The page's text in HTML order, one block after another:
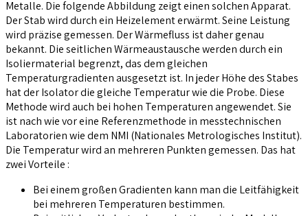
Metalle. Die folgende Abbildung zeigt einen solchen Apparat.
Der Stab wird durch ein Heizelement erwärmt. Seine Leistung
wird präzise gemessen. Der Wärmefluss ist daher genau
bekannt. Die seitlichen Wärmeaustausche werden durch ein
Isoliermaterial begrenzt, das dem gleichen
Temperaturgradienten ausgesetzt ist. In jeder Höhe des Stabes
hat der Isolator die gleiche Temperatur wie die Probe. Diese
Methode wird auch bei hohen Temperaturen angewendet. Sie
ist nach wie vor eine Referenzmethode in messtechnischen
Laboratorien wie dem NMI (Nationales Metrologisches Institut).
Die Temperatur wird an mehreren Punkten gemessen. Das hat
zwei Vorteile :
Bei einem großen Gradienten kann man die Leitfähigkeit
bei mehreren Temperaturen bestimmen.